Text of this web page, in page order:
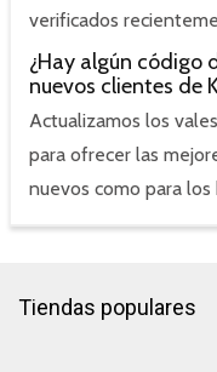
verificados
¿Hay algún código
nuevos clientes de
Actualizamos los
para ofrecer las
nuevos como para los
Tiendas populares